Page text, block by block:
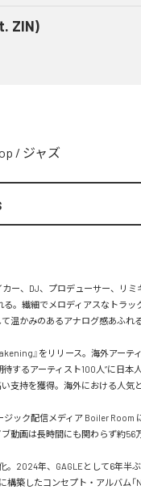
ZIN)
/ ジャズ
ー、DJ、プロデューサー、リミ
。繊細でメロディアスなトラ
温かみのあるアナログ感あふれ
』をリリース。海外アー
待するアーティスト100人”に日
支持を獲得。海外における人気
ック配信メディア Boiler Room
動画は長時間にも関わらず約56
2024年、GAGLEとして6年半ぶ
築したコンセプト・アルバム「